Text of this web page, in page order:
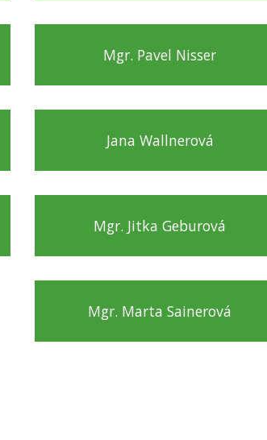
Mgr. Pavel Nisser
Jana Wallnerová
Mgr. Jitka Geburová
Mgr. Marta Sainerová